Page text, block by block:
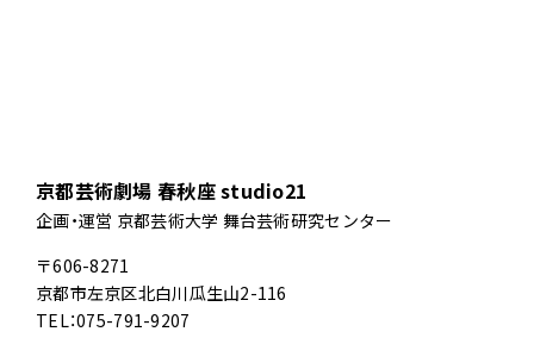
京都芸術劇場 春秋座 studio21
企画・運営 京都芸術大学 舞台芸術研究センター
〒606-8271
京都市左京区北白川瓜生山2-116
TEL：075-791-9207